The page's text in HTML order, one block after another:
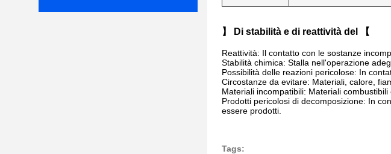
】 Di stabilità e di reattività del 【
Reattività: Il contatto con le sostanze
Stabilità chimica: Stalla nell'operazione
Possibilità delle reazioni pericolose: In
Circostanze da evitare: Materiali, calore,
Materiali incompatibili: Materiali combustibili
Prodotti pericolosi di decomposizione: In
essere prodotti.
Tags: